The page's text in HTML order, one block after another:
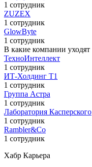
1 сотрудник
ZUZEX
1 сотрудник
GlowByte
1 сотрудник
В какие компании уходят
ТехноИнтеллект
1 сотрудник
ИТ-Холдинг Т1
1 сотрудник
Группа Астра
1 сотрудник
Лаборатория Касперского
1 сотрудник
Rambler&Co
1 сотрудник
Хабр Карьера